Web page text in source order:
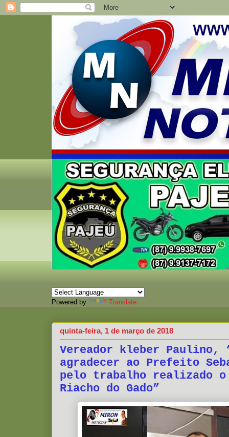
Powered by Translate
quinta-feira, 1 de março de 2018
Vereador kleber Paulino,
agradecer ao Prefeito
pelo trabalho realizado o
Riacho do Gado”